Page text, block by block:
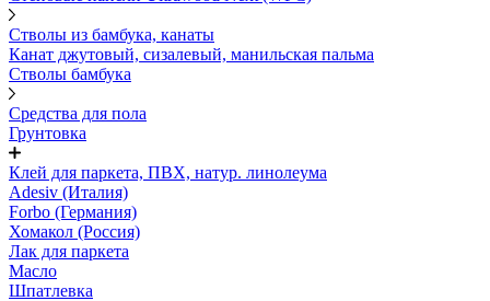
Стволы из бамбука, канаты
Канат джутовый, сизалевый, манильская пальма
Стволы бамбука
Средства для пола
Грунтовка
Клей для паркета, ПВХ, натур. линолеума
Adesiv (Италия)
Forbo (Германия)
Хомакол (Россия)
Лак для паркета
Масло
Шпатлевка